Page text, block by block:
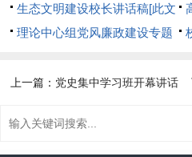
发言提纲[此文共819字]
生态文明建设校长讲话稿[此文
共4092字]
理论中心组党风廉政建设专题
上一篇： 党史集中学习班开幕讲话